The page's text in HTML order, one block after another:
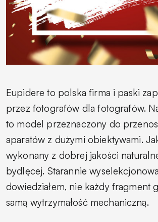
Eupidere to polska firma i paski
przez fotografów dla fotografów.
to model przeznaczony do
aparatów z dużymi obiektywami.
wykonany z dobrej jakości
bydlęcej. Starannie
dowiedziałem, nie każdy fragment
samą wytrzymałość mechaniczną.